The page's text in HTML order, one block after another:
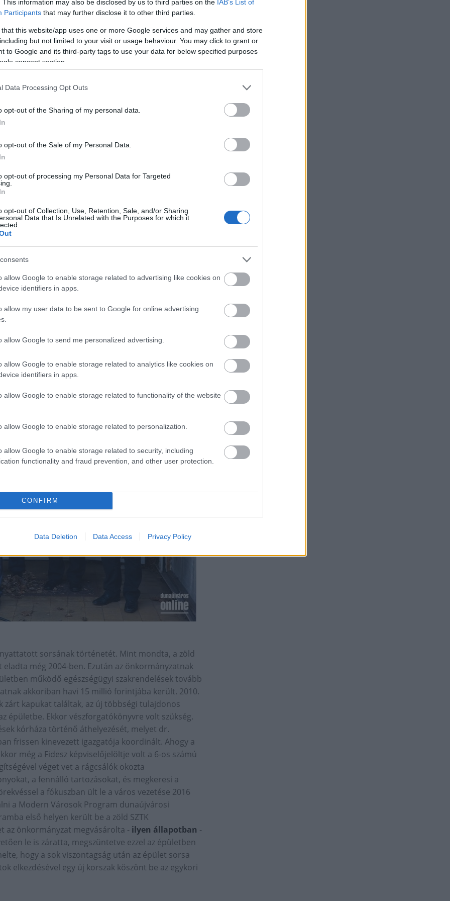
This information may also be disclosed by us to third parties on the IAB’s List of
Participants that may further disclose it to other third parties.
that this website/app uses one or more Google services and may gather and store
but not limited to your visit or usage behaviour. You may click to grant or
to Google and its third-party tags to use your data for below specified purposes
consent section.
Data Processing Opt Outs
opt-out of the Sharing of my personal data.
opt-out of the Sale of my Personal Data.
opt-out of processing my Personal Data for Targeted
opt-out of Collection, Use, Retention, Sale, and/or Sharing
Data that Is Unrelated with the Purposes for which it
allow Google to enable storage related to advertising like cookies on
identifiers in apps.
allow my user data to be sent to Google for online advertising
allow Google to send me personalized advertising.
allow Google to enable storage related to analytics like cookies on
identifiers in apps.
allow Google to enable storage related to functionality of the website
allow Google to enable storage related to personalization.
allow Google to enable storage related to security, including
functionality and fraud prevention, and other user protection.
CONFIRM
Data Deletion Data Access Privacy Policy
szintén történelmi mérföldkőnek nevezte a
gyorsabb és ügyfélbarát közigazgatási
szólt, hogy a választókerülethez tartozó mintegy
az ügyintézés, egy modern, korszerű
az ügyeiket.
sorsának történetét. Mint mondta, a zöld
még 2004-ben. Ezután az önkormányzatnak
működő egészségügyi szakrendelések tovább
akkoriban havi 15 millió forintjába került. 2010.
zárt kapukat találtak, az új többségi tulajdonos
épületbe. Ekkor vészforgatókönyvre volt szükség.
kórháza történő áthelyezését, melyet dr.
frissen kinevezett igazgatója koordinált. Ahogy a
még a Fidesz képviselőjelöltje volt a 6-os számú
véget vet a rágcsálók okozta
a fennálló tartozásokat, és megkeresi a
a fókuszban ült le a város vezetése 2016
a Modern Városok Program dunaújvárosi
első helyen került be a zöld SZTK
az önkormányzat megvásárolta - ilyen állapotban -
le is záratta, megszüntetve ezzel az épületben
hogy a sok viszontagság után az épület sorsa
elkezdésével egy új korszak köszönt be az egykori